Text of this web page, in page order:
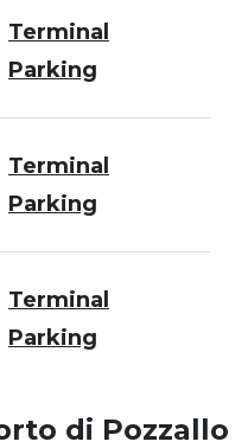
Terminal
Parking
Terminal
Parking
Terminal
Parking
di Pozzallo